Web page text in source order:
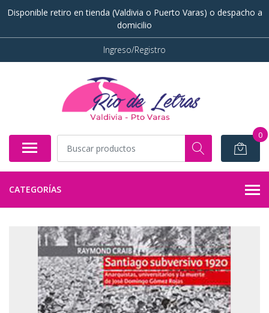
Disponible retiro en tienda (Valdivia o Puerto Varas) o despacho a
domicilio
Ingreso/Registro
0
CATEGORÍAS